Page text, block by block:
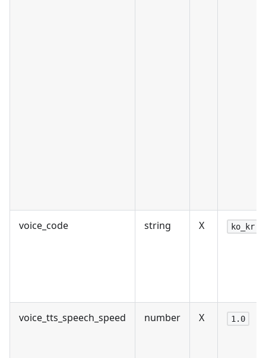
voice_code string X ko_kr
voice_tts_speech_speed number X 1.0